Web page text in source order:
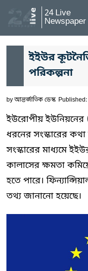
24 Live
Newspaper
ইইউর
পরিকল্পনা
byআন্তর্জাতিক ডেস্ক
ইউরোপীয়
ধরনের সংস্কারের
সংস্কারের মাধ্যমে
কালাসের ক্ষমতা
হতে পারে।
তথ্য জানানো হয়েছে।